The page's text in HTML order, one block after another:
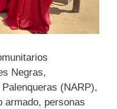
Negras,
(NARP),
armado, personas